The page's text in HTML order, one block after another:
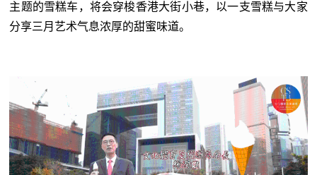
主题的雪糕车，将会穿梭香港大街小巷，以一支雪糕与大家
分享三月艺术气息浓厚的甜蜜味道。